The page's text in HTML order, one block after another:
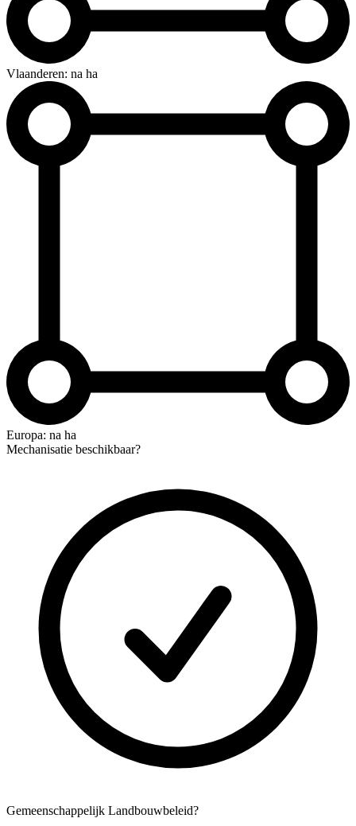
Vlaanderen: na ha
Europa: na ha
Mechanisatie beschikbaar?
Gemeenschappelijk Landbouwbeleid?